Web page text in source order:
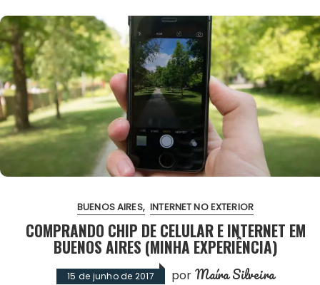
BUENOS AIRES INTERNET NO EXTERIOR
COMPRANDO CHIP DE CELULAR E INTERNET EM
BUENOS AIRES (MINHA EXPERIÊNCIA)
15 de junho de 2017 por Maíra Silveira